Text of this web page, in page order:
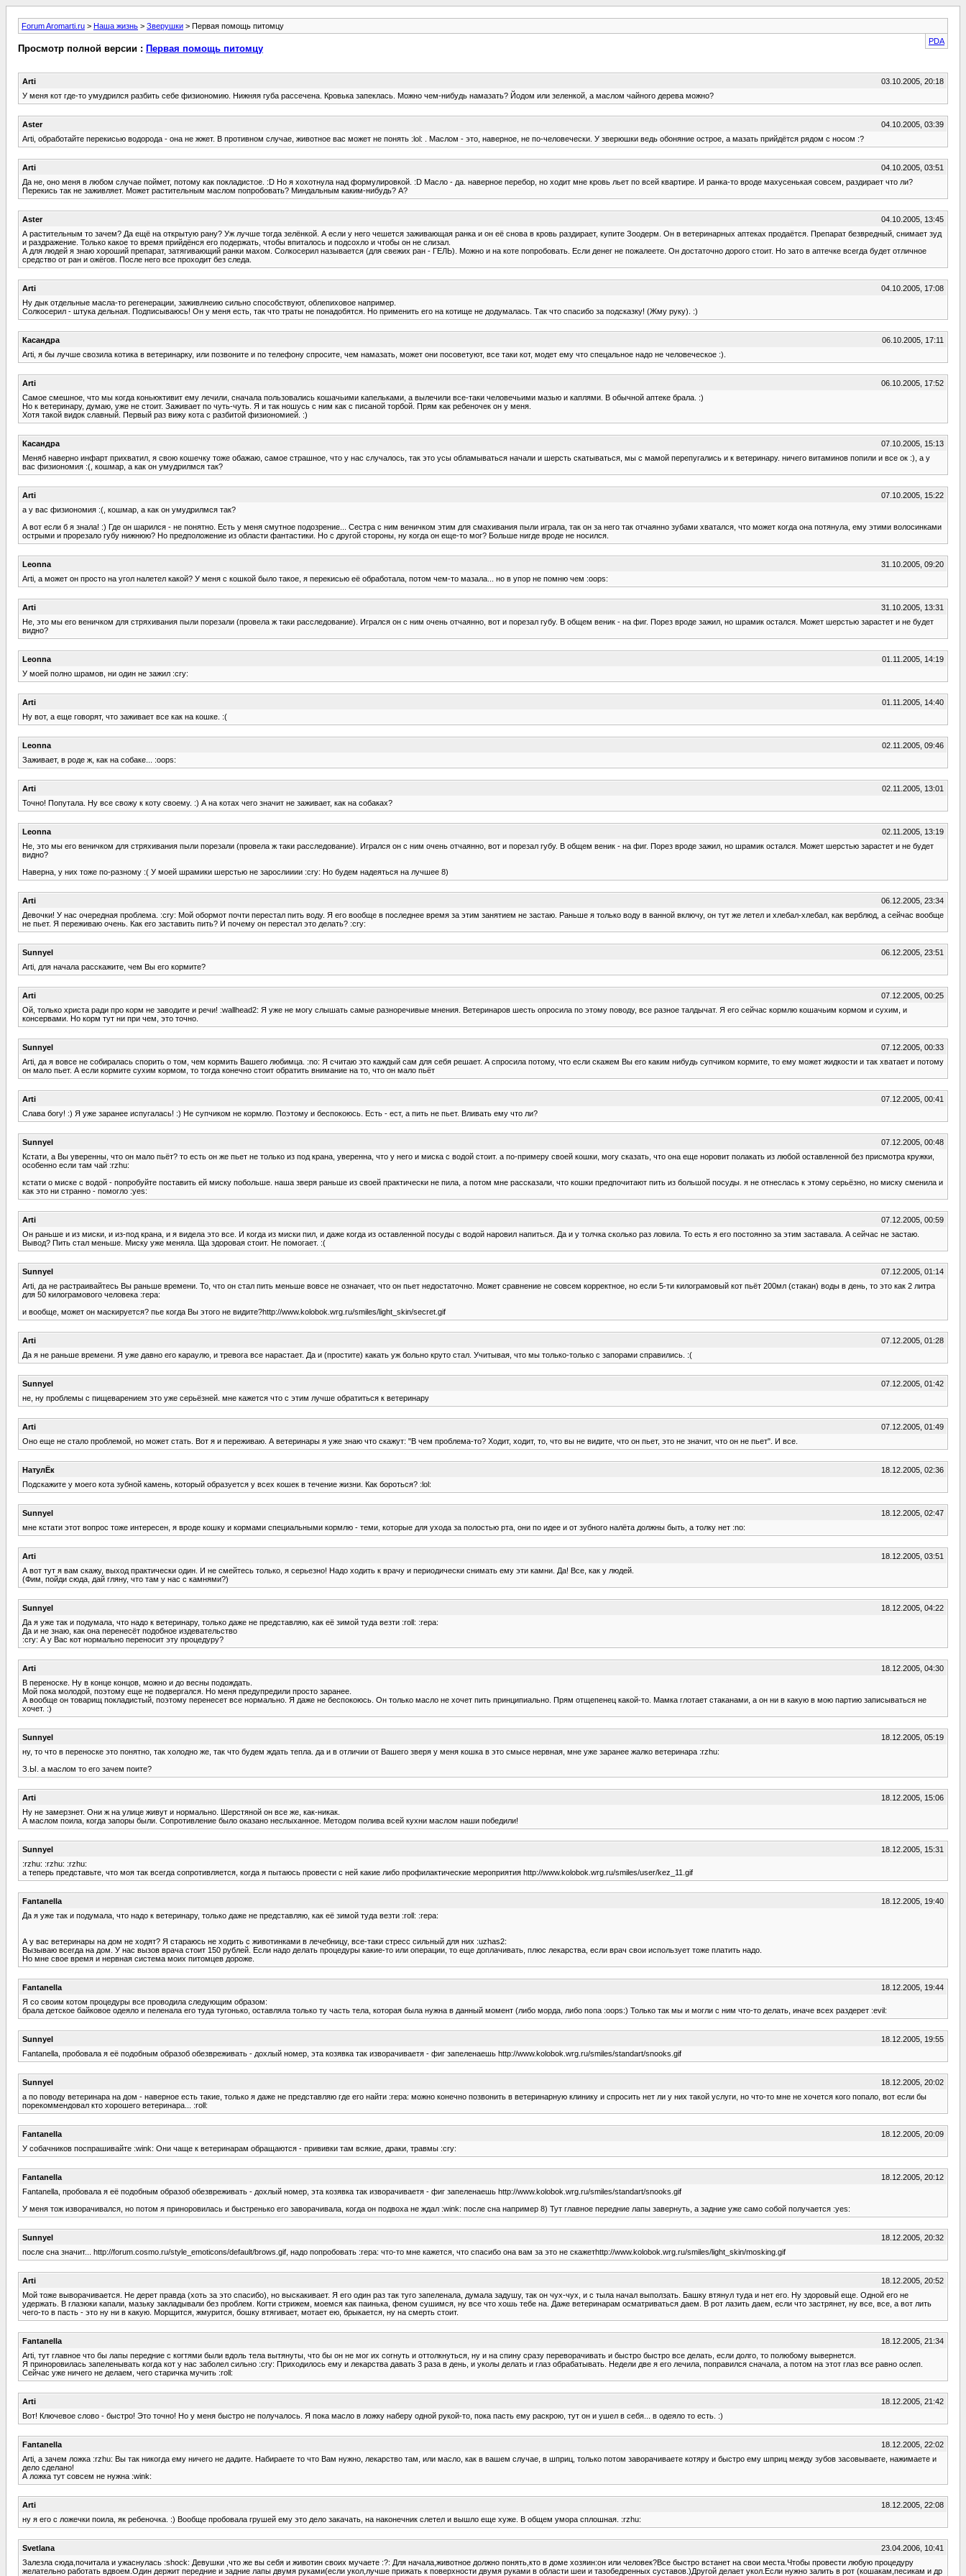
Forum Aromarti.ru > Наша жизнь > Зверушки > Первая помощь питомцу
PDA
Просмотр полной версии : Первая помощь питомцу
Arti
03.10.2005, 20:18
У меня кот где-то умудрился разбить себе физиономию. Нижняя губа рассечена. Кровька запеклась. Можно чем-нибудь намазать? Йодом или зеленкой, а маслом чайного дерева можно?
Aster
04.10.2005, 03:39
Arti, обработайте перекисью водорода - она не жжет. В противном случае, животное вас может не понять :lol: . Маслом - это, наверное, не по-человечески. У зверюшки ведь обоняние острое, а мазать прийдётся рядом с носом :?
Arti
04.10.2005, 03:51
Да не, оно меня в любом случае поймет, потому как покладистое. :D Но я хохотнула над формулировкой. :D Масло - да. наверное перебор, но ходит мне кровь льет по всей квартире. И ранка-то вроде махусенькая совсем, раздирает что ли?
Перекись так не заживляет. Может растительным маслом попробовать? Миндальным каким-нибудь? А?
Aster
04.10.2005, 13:45
А растительным то зачем? Да ещё на открытую рану? Уж лучше тогда зелёнкой. А если у него чешется заживающая ранка и он её снова в кровь раздирает, купите Зоодерм. Он в ветеринарных аптеках продаётся. Препарат безвредный, снимает зуд
и раздражение. Только какое то время прийдёнся его подержать, чтобы впиталось и подсохло и чтобы он не слизал.
А для людей я знаю хороший препарат, затягивающий ранки махом. Солкосерил называется (для свежих ран - ГЕЛЬ). Можно и на коте попробовать. Если денег не пожалеете. Он достаточно дорого стоит. Но зато в аптечке всегда будет отличное
средство от ран и ожёгов. После него все проходит без следа.
Arti
04.10.2005, 17:08
Ну дык отдельные масла-то регенерации, заживлнеию сильно способствуют, облепиховое например.
Солкосерил - штука дельная. Подписываюсь! Он у меня есть, так что траты не понадобятся. Но применить его на котище не додумалась. Так что спасибо за подсказку! (Жму руку). :)
Касандра
06.10.2005, 17:11
Arti, я бы лучше свозила котика в ветеринарку, или позвоните и по телефону спросите, чем намазать, может они посоветуют, все таки кот, модет ему что спецальное надо не человеческое :).
Arti
06.10.2005, 17:52
Самое смешное, что мы когда коньюктивит ему лечили, сначала пользовались кошачьими капельками, а вылечили все-таки человечьими мазью и каплями. В обычной аптеке брала. :)
Но к ветеринару, думаю, уже не стоит. Заживает по чуть-чуть. Я и так ношусь с ним как с писаной торбой. Прям как ребеночек он у меня.
Хотя такой видок славный. Первый раз вижу кота с разбитой физиономией. :)
Касандра
07.10.2005, 15:13
Меняб наверно инфарт прихватил, я свою кошечку тоже обажаю, самое страшное, что у нас случалось, так это усы обламываться начали и шерсть скатываться, мы с мамой перепугались и к ветеринару. ничего витаминов попили и все ок :), а у
вас физиономия :(, кошмар, а как он умудрилмся так?
Arti
07.10.2005, 15:22
а у вас физиономия :(, кошмар, а как он умудрилмся так?
А вот если б я знала! :) Где он шарился - не понятно. Есть у меня смутное подозрение... Сестра с ним веничком этим для смахивания пыли играла, так он за него так отчаянно зубами хватался, что может когда она потянула, ему этими волосинками
острыми и прорезало губу нижнюю? Но предположение из области фантастики. Но с другой стороны, ну когда он еще-то мог? Больше нигде вроде не носился.
Leonna
31.10.2005, 09:20
Arti, а может он просто на угол налетел какой? У меня с кошкой было такое, я перекисью её обработала, потом чем-то мазала... но в упор не помню чем :oops:
Arti
31.10.2005, 13:31
Не, это мы его веничком для стряхивания пыли порезали (провела ж таки расследование). Игрался он с ним очень отчаянно, вот и порезал губу. В общем веник - на фиг. Порез вроде зажил, но шрамик остался. Может шерстью зарастет и не будет
видно?
Leonna
01.11.2005, 14:19
У моей полно шрамов, ни один не зажил :cry:
Arti
01.11.2005, 14:40
Ну вот, а еще говорят, что заживает все как на кошке. :(
Leonna
02.11.2005, 09:46
Заживает, в роде ж, как на собаке... :oops:
Arti
02.11.2005, 13:01
Точно! Попутала. Ну все свожу к коту своему. :) А на котах чего значит не заживает, как на собаках?
Leonna
02.11.2005, 13:19
Не, это мы его веничком для стряхивания пыли порезали (провела ж таки расследование). Игрался он с ним очень отчаянно, вот и порезал губу. В общем веник - на фиг. Порез вроде зажил, но шрамик остался. Может шерстью зарастет и не будет
видно?
Наверна, у них тоже по-разному :( У моей шрамики шерстью не зарослииии :cry: Но будем надеяться на лучшее 8)
Arti
06.12.2005, 23:34
Девочки! У нас очередная проблема. :cry: Мой обормот почти перестал пить воду. Я его вообще в последнее время за этим занятием не застаю. Раньше я только воду в ванной включу, он тут же летел и хлебал-хлебал, как верблюд, а сейчас вообще
не пьет. Я переживаю очень. Как его заставить пить? И почему он перестал это делать? :cry:
Sunnyel
06.12.2005, 23:51
Arti, для начала расскажите, чем Вы его кормите?
Arti
07.12.2005, 00:25
Ой, только христа ради про корм не заводите и речи! :wallhead2: Я уже не могу слышать самые разноречивые мнения. Ветеринаров шесть опросила по этому поводу, все разное талдычат. Я его сейчас кормлю кошачьим кормом и сухим, и
консервами. Но корм тут ни при чем, это точно.
Sunnyel
07.12.2005, 00:33
Arti, да я вовсе не собиралась спорить о том, чем кормить Вашего любимца. :no: Я считаю это каждый сам для себя решает. А спросила потому, что если скажем Вы его каким нибудь супчиком кормите, то ему может жидкости и так хватает и потому
он мало пьет. А если кормите сухим кормом, то тогда конечно стоит обратить внимание на то, что он мало пьёт
Arti
07.12.2005, 00:41
Слава богу! :) Я уже заранее испугалась! :) Не супчиком не кормлю. Поэтому и беспокоюсь. Есть - ест, а пить не пьет. Вливать ему что ли?
Sunnyel
07.12.2005, 00:48
Кстати, а Вы уверенны, что он мало пьёт? то есть он же пьет не только из под крана, уверенна, что у него и миска с водой стоит. а по-примеру своей кошки, могу сказать, что она еще норовит полакать из любой оставленной без присмотра кружки,
особенно если там чай :rzhu:
кстати о миске с водой - попробуйте поставить ей миску побольше. наша зверя раньше из своей практически не пила, а потом мне рассказали, что кошки предпочитают пить из большой посуды. я не отнеслась к этому серьёзно, но миску сменила и
как это ни странно - помогло :yes:
Arti
07.12.2005, 00:59
Он раньше и из миски, и из-под крана, и я видела это все. И когда из миски пил, и даже когда из оставленной посуды с водой наровил напиться. Да и у толчка сколько раз ловила. То есть я его постоянно за этим заставала. А сейчас не застаю.
Вывод? Пить стал меньше. Миску уже меняла. Ща здоровая стоит. Не помогает. :(
Sunnyel
07.12.2005, 01:14
Arti, да не растраивайтесь Вы раньше времени. То, что он стал пить меньше вовсе не означает, что он пьет недостаточно. Может сравнение не совсем корректное, но если 5-ти килограмовый кот пьёт 200мл (стакан) воды в день, то это как 2 литра
для 50 килограмового человека :repa:
и вообще, может он маскируется? пье когда Вы этого не видите?http://www.kolobok.wrg.ru/smiles/light_skin/secret.gif
Arti
07.12.2005, 01:28
Да я не раньше времени. Я уже давно его караулю, и тревога все нарастает. Да и (простите) какать уж больно круто стал. Учитывая, что мы только-только с запорами справились. :(
Sunnyel
07.12.2005, 01:42
не, ну проблемы с пищеварением это уже серьёзней. мне кажется что с этим лучше обратиться к ветеринару
Arti
07.12.2005, 01:49
Оно еще не стало проблемой, но может стать. Вот я и переживаю. А ветеринары я уже знаю что скажут: "В чем проблема-то? Ходит, ходит, то, что вы не видите, что он пьет, это не значит, что он не пьет". И все.
НатулЁк
18.12.2005, 02:36
Подскажите у моего кота зубной камень, который образуется у всех кошек в течение жизни. Как бороться? :lol:
Sunnyel
18.12.2005, 02:47
мне кстати этот вопрос тоже интересен, я вроде кошку и кормами специальными кормлю - теми, которые для ухода за полостью рта, они по идее и от зубного налёта должны быть, а толку нет :no:
Arti
18.12.2005, 03:51
А вот тут я вам скажу, выход практически один. И не смейтесь только, я серьезно! Надо ходить к врачу и периодически снимать ему эти камни. Да! Все, как у людей.
(Фим, пойди сюда, дай гляну, что там у нас с камнями?)
Sunnyel
18.12.2005, 04:22
Да я уже так и подумала, что надо к ветеринару, только даже не представляю, как её зимой туда везти :roll: :repa:
Да и не знаю, как она перенесёт подобное издевательство
:cry: А у Вас кот нормально переносит эту процедуру?
Arti
18.12.2005, 04:30
В переноске. Ну в конце концов, можно и до весны подождать.
Мой пока молодой, поэтому еще не подвергался. Но меня предупредили просто заранее.
А вообще он товарищ покладистый, поэтому перенесет все нормально. Я даже не беспокоюсь. Он только масло не хочет пить принципиально. Прям отщепенец какой-то. Мамка глотает стаканами, а он ни в какую в мою партию записываться не
хочет. :)
Sunnyel
18.12.2005, 05:19
ну, то что в переноске это понятно, так холодно же, так что будем ждать тепла. да и в отличии от Вашего зверя у меня кошка в это смысе нервная, мне уже заранее жалко ветеринара :rzhu:
З.Ы. а маслом то его зачем поите?
Arti
18.12.2005, 15:06
Ну не замерзнет. Они ж на улице живут и нормально. Шерстяной он все же, как-никак.
А маслом поила, когда запоры были. Сопротивление было оказано неслыханное. Методом полива всей кухни маслом наши победили!
Sunnyel
18.12.2005, 15:31
:rzhu: :rzhu: :rzhu:
а теперь представьте, что моя так всегда сопротивляется, когда я пытаюсь провести с ней какие либо профилактические мероприятия http://www.kolobok.wrg.ru/smiles/user/kez_11.gif
Fantanella
18.12.2005, 19:40
Да я уже так и подумала, что надо к ветеринару, только даже не представляю, как её зимой туда везти :roll: :repa:
А у вас ветеринары на дом не ходят? Я стараюсь не ходить с животинками в лечебницу, все-таки стресс сильный для них :uzhas2:
Вызываю всегда на дом. У нас вызов врача стоит 150 рублей. Если надо делать процедуры какие-то или операции, то еще доплачивать, плюс лекарства, если врач свои использует тоже платить надо.
Но мне свое время и нервная система моих питомцев дороже.
Fantanella
18.12.2005, 19:44
Я со своим котом процедуры все проводила следующим образом:
брала детское байковое одеяло и пеленала его туда тугонько, оставляла только ту часть тела, которая была нужна в данный момент (либо морда, либо попа :oops:) Только так мы и могли с ним что-то делать, иначе всех раздерет :evil:
Sunnyel
18.12.2005, 19:55
Fantanella, пробовала я её подобным образоб обезвреживать - дохлый номер, эта козявка так изворачиваетя - фиг запеленаешь http://www.kolobok.wrg.ru/smiles/standart/snooks.gif
Sunnyel
18.12.2005, 20:02
а по поводу ветеринара на дом - наверное есть такие, только я даже не представляю где его найти :repa: можно конечно позвонить в ветеринарную клинику и спросить нет ли у них такой услуги, но что-то мне не хочется кого попало, вот если бы
порекоммендовал кто хорошего ветеринара... :roll:
Fantanella
18.12.2005, 20:09
У собачников поспрашивайте :wink: Они чаще к ветеринарам обращаются - прививки там всякие, драки, травмы :cry:
Fantanella
18.12.2005, 20:12
Fantanella, пробовала я её подобным образоб обезвреживать - дохлый номер, эта козявка так изворачиваетя - фиг запеленаешь http://www.kolobok.wrg.ru/smiles/standart/snooks.gif
У меня тож изворачивался, но потом я приноровилась и быстренько его заворачивала, когда он подвоха не ждал :wink: после сна например 8) Тут главное передние лапы завернуть, а задние уже само собой получается :yes:
Sunnyel
18.12.2005, 20:32
после сна значит... http://forum.cosmo.ru/style_emoticons/default/brows.gif, надо попробовать :repa: что-то мне кажется, что спасибо она вам за это не скажетhttp://www.kolobok.wrg.ru/smiles/light_skin/mosking.gif
Arti
18.12.2005, 20:52
Мой тоже выворачивается. Не дерет правда (хоть за это спасибо), но выскакивает. Я его один раз так туго запеленала, думала задушу, так он чух-чух, и с тыла начал выползать. Башку втянул туда и нет его. Ну здоровый еще. Одной его не
удержать. В глазюки капали, мазьку закладывали без проблем. Когти стрижем, моемся как паинька, феном сушимся, ну все что хошь тебе на. Даже ветеринарам осматриваться даем. В рот лазить даем, если что застрянет, ну все, все, а вот лить
чего-то в пасть - это ну ни в какую. Морщится, жмурится, бошку втягивает, мотает ею, брыкается, ну на смерть стоит.
Fantanella
18.12.2005, 21:34
Arti, тут главное что бы лапы передние с когтями были вдоль тела вытянуты, что бы он не мог их согнуть и оттолкнуться, ну и на спину сразу переворачивать и быстро быстро все делать, если долго, то полюбому вывернется.
Я приноровилась запеленывать когда кот у нас заболел сильно :cry: Приходилось ему и лекарства давать 3 раза в день, и уколы делать и глаз обрабатывать. Недели две я его лечила, поправился сначала, а потом на этот глаз все равно ослеп.
Сейчас уже ничего не делаем, чего старичка мучить :roll:
Arti
18.12.2005, 21:42
Вот! Ключевое слово - быстро! Это точно! Но у меня быстро не получалось. Я пока масло в ложку наберу одной рукой-то, пока пасть ему раскрою, тут он и ушел в себя... в одеяло то есть. :)
Fantanella
18.12.2005, 22:02
Arti, а зачем ложка :rzhu: Вы так никогда ему ничего не дадите. Набираете то что Вам нужно, лекарство там, или масло, как в вашем случае, в шприц, только потом заворачиваете котяру и быстро ему шприц между зубов засовываете, нажимаете и
дело сделано!
А ложка тут совсем не нужна :wink:
Arti
18.12.2005, 22:08
ну я его с ложечки поила, як ребеночка. :) Вообще пробовала грушей ему это дело закачать, на наконечник слетел и вышло еще хуже. В общем умора сплошная. :rzhu:
Svetlana
23.04.2006, 10:41
Залезла сюда,почитала и ужаснулась :shock: Девушки ,что же вы себя и животин своих мучаете :?: Для начала,животное должно понять,кто в доме хозяин:он или человек?Все быстро встанет на свои места.Чтобы провести любую процедуру
желательно работать вдвоем.Один держит передние и задние лапы двумя руками(если укол,лучше прижать к поверхности двумя руками в области шеи и тазобедренных суставов.)Другой делает укол.Если нужно залить в рот (кошакам,песикам и др